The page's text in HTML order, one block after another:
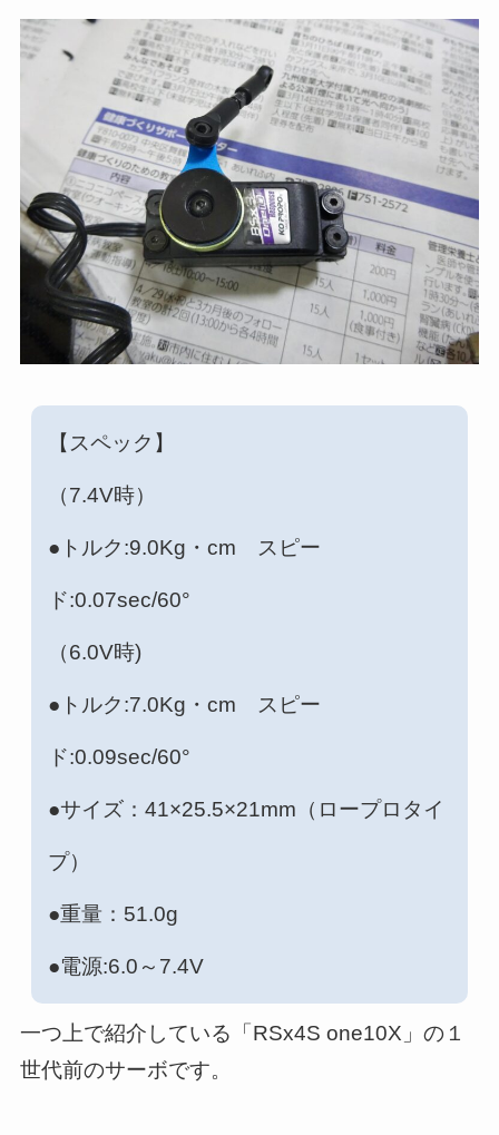
【スペック】
（7.4V時）
●トルク:9.0Kg・cm スピー
ド:0.07sec/60°
（6.0V時)
●トルク:7.0Kg・cm スピー
ド:0.09sec/60°
●サイズ：41×25.5×21mm（ロープロタイ
プ）
●重量：51.0g
●電源:6.0～7.4V
一つ上で紹介している「RSx4S one10X」の１
世代前のサーボです。